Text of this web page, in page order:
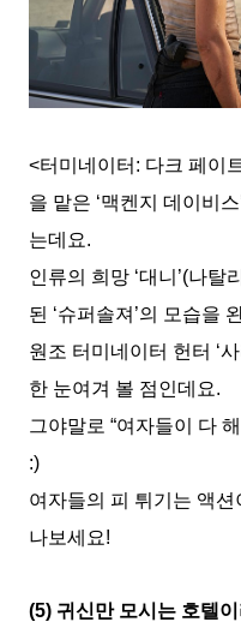
<터미네이터: 다크 페이
을 맡은 ‘맥켄지 데이비
는데요.
인류의 희망 ‘대니’(나탈
된 ‘슈퍼솔져’의 모습을
원조 터미네이터 헌터 ‘
한 눈여겨 볼 점인데요.
그야말로 “여자들이 다
:)
여자들의 피 튀기는 액
나보세요!
(5) 귀신만 모시는 호텔